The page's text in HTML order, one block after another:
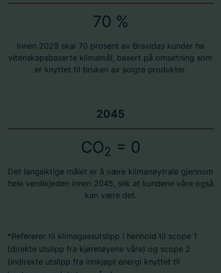
70 %
Innen 2029 skal 70 prosent av Bravidas kunder ha
vitenskapsbaserte klimamål, basert på omsetning som
er knyttet til bruken av solgte produkter.
2045
CO2 = 0
Det langsiktige målet er å være klimanøytrale gjennom
hele verdikjeden innen 2045, slik at kundene våre også
kan være det.
*Refererer til klimagassutslipp i henhold til scope 1
(direkte utslipp fra kjøretøyene våre) og scope 2
(indirekte utslipp fra innkjøpt energi knyttet til